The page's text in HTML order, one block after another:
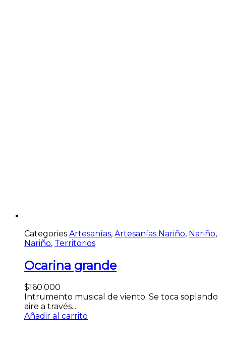
Categories Artesanías, Artesanías Nariño, Nariño,
Nariño, Territorios
Ocarina grande
$160.000
Intrumento musical de viento. Se toca soplando
aire a través...
Añadir al carrito